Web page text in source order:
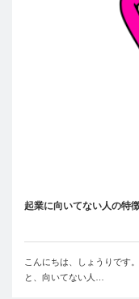
起業に向いてない人の特
こんにちは、しょうりです
と、向いてない人…